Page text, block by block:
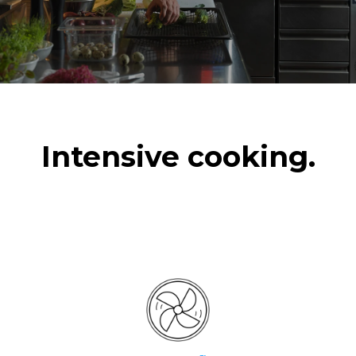
Intensive cooking.